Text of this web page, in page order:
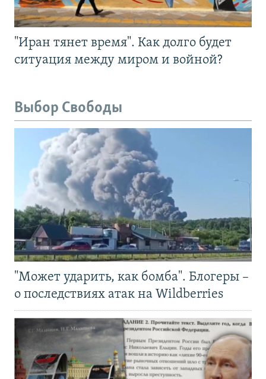
"Иран тянет время". Как долго будет
ситуация между миром и войной?
Выбор Свободы
"Может ударить, как бомба". Блогеры –
о последствиях атак на Wildberries